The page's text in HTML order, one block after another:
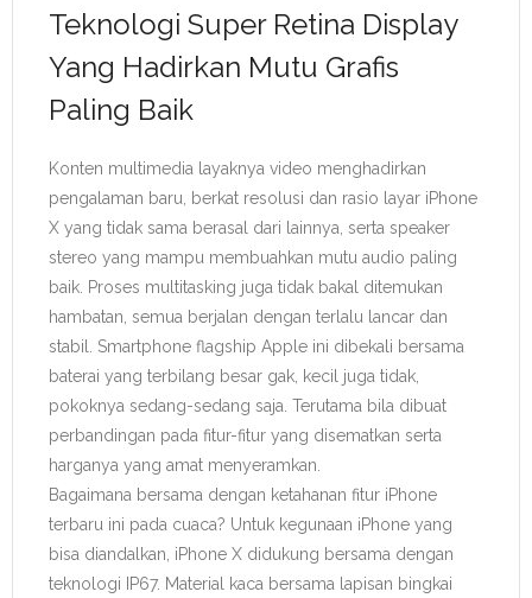
Teknologi Super Retina Display
Yang Hadirkan Mutu Grafis
Paling Baik
Konten multimedia layaknya video menghadirkan
pengalaman baru, berkat resolusi dan rasio layar iPhone
X yang tidak sama berasal dari lainnya, serta speaker
stereo yang mampu membuahkan mutu audio paling
baik. Proses multitasking juga tidak bakal ditemukan
hambatan, semua berjalan dengan terlalu lancar dan
stabil. Smartphone flagship Apple ini dibekali bersama
baterai yang terbilang besar gak, kecil juga tidak,
pokoknya sedang-sedang saja. Terutama bila dibuat
perbandingan pada fitur-fitur yang disematkan serta
harganya yang amat menyeramkan.
Bagaimana bersama dengan ketahanan fitur iPhone
terbaru ini pada cuaca? Untuk kegunaan iPhone yang
bisa diandalkan, iPhone X didukung bersama dengan
teknologi IP67. Material kaca bersama lapisan bingkai